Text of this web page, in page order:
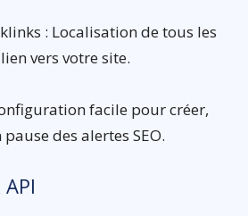
: Localisation de tous les
vers votre site.
facile pour créer,
des alertes SEO.